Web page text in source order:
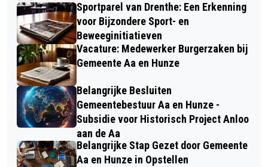
Sportparel van Drenthe: Een Erkenning
voor Bijzondere Sport- en
Beweeginitiatieven
Vacature: Medewerker Burgerzaken bij
Gemeente Aa en Hunze
Belangrijke Besluiten
Gemeentebestuur Aa en Hunze -
Subsidie voor Historisch Project Anloo
aan de Aa
Belangrijke Stap Gezet door Gemeente
Aa en Hunze in Opstellen